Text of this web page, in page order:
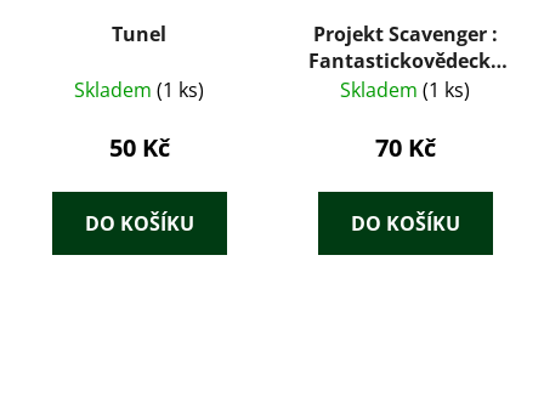
Tunel
Skladem (1 ks)
50 Kč
DO KOŠÍKU
Projekt Scavenger :
Fantastickovědecký
příběh z naší doby
Skladem (1 ks)
70 Kč
DO KOŠÍKU